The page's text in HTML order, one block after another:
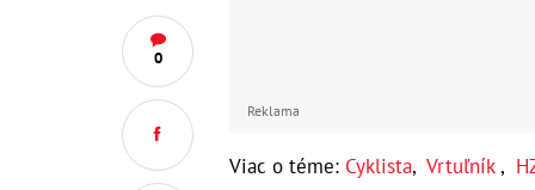
0
Reklama
Viac o téme: Cyklista, Vrtuľník ,